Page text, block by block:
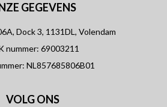
GEGEVENS
Dock 3, 1131DL, Volendam
nummer: 69003211
NL857685806B01
VOLG ONS